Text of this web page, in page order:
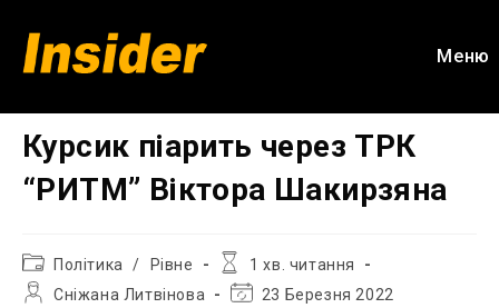
вмісту
Меню
Курсик піарить через ТРК
“РИТМ” Віктора Шакирзяна
Категорія
запису:
Політика / Рівне
Час
читання:
1 хв. читання
АвторСніжана Литвінова
Остання23 Березня 2022